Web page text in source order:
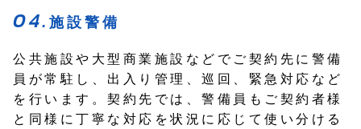
施設警備
公共施設や大型商業施設などでご契約先に警備
員が常駐し、出入り管理、巡回、緊急対応など
を行います。契約先では、警備員もご契約者様
と同様に丁寧な対応を状況に応じて使い分ける